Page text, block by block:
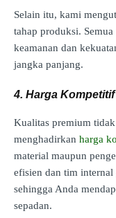
Selain itu, kami
tahap produksi.
keamanan dan
jangka panjang.
4. Harga
Kualitas premium
menghadirkan harga
material maupun
efisien dan tim
sehingga Anda
sepadan.